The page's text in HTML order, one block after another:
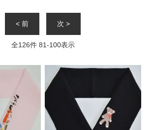
< 前 次 >
全126件 81-100表示